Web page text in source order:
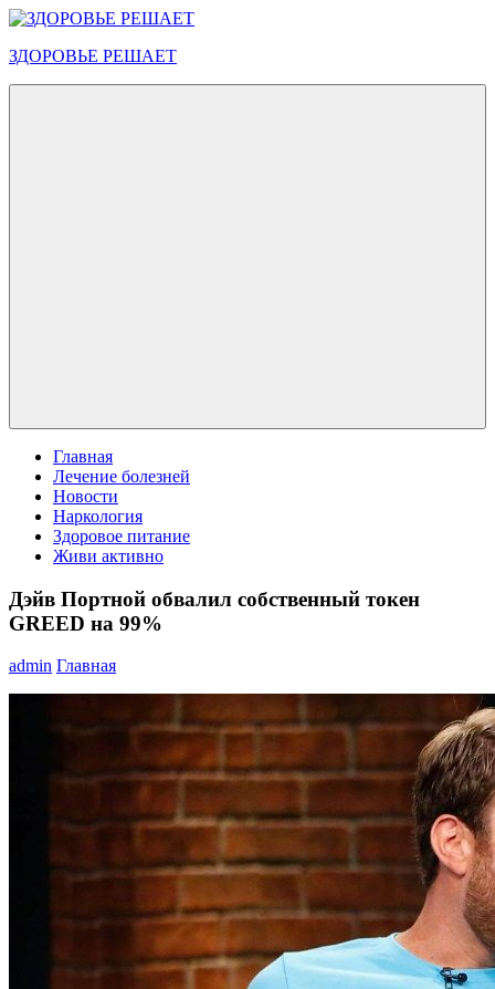
Перейти
содержимому
ЗДОРОВЬЕ РЕШАЕТ
Главная
Лечение болезней
Новости
Наркология
Здоровое питание
Живи активно
Дэйв Портной обвалил собственный токен
GREED на 99%
admin Главная